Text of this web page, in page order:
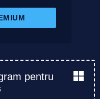
pentru